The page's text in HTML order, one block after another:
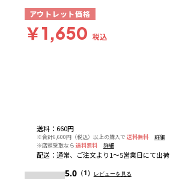
送料： 660円
※合計6,600円（税込）以上の購入で 送料無料
詳細
※店頭受取なら 送料無料 詳細
配送： 通常、ご注文より1～5営業日にて出荷
5.0（1） レビューを見る
アウトレット価格
￥1,650 税込